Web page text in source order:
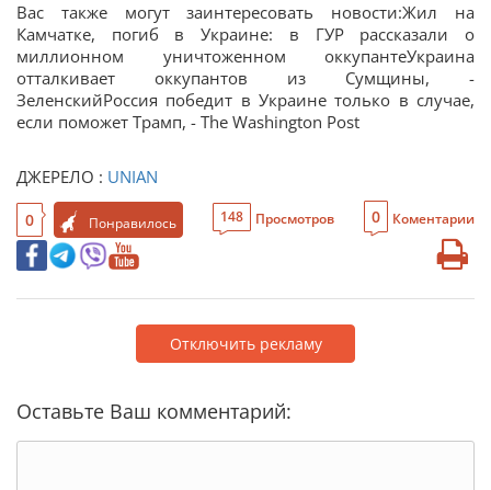
Вас также могут заинтересовать новости:Жил на
Камчатке, погиб в Украине: в ГУР рассказали о
миллионном уничтоженном оккупантеУкраина
отталкивает оккупантов из Сумщины, -
ЗеленскийРоссия победит в Украине только в случае,
если поможет Трамп, - The Washington Post
ДЖЕРЕЛО : UNIAN
0 Понравилось 148 Просмотров 0 Коментарии
Отключить рекламу
Оставьте Ваш комментарий: